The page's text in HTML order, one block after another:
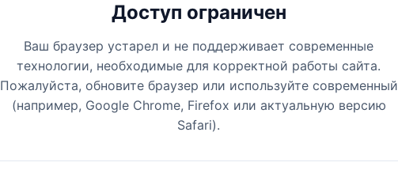
Доступ ограничен
Ваш браузер устарел и не поддерживает современные
технологии, необходимые для корректной работы сайта.
Пожалуйста, обновите браузер или используйте современный
(например, Google Chrome, Firefox или актуальную версию
Safari).